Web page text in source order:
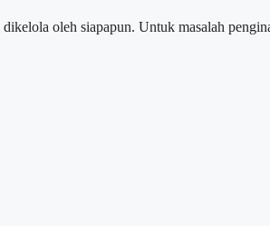
oleh siapapun. Untuk masalah